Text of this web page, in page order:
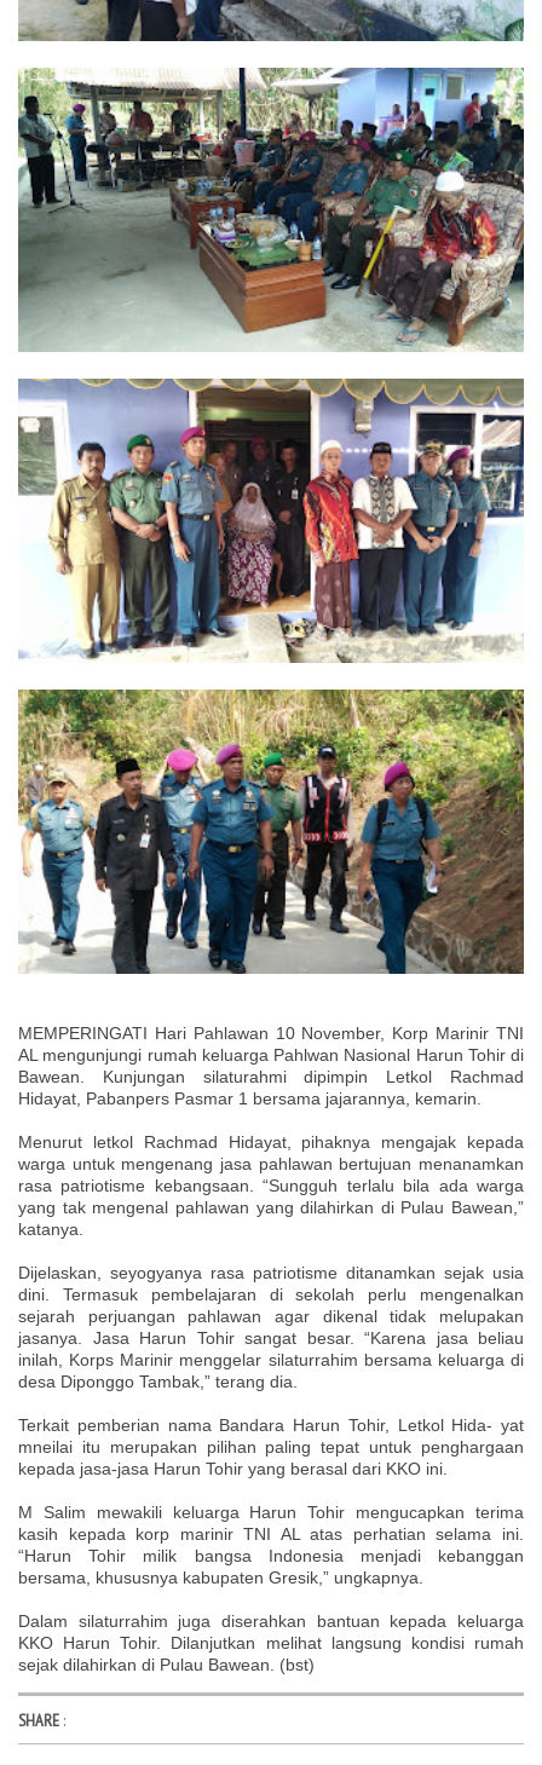
MEMPERINGATI Hari Pahlawan 10 November, Korp Marinir TNI
AL mengunjungi rumah keluarga Pahlwan Nasional Harun Tohir di
Bawean. Kunjungan silaturahmi dipimpin Letkol Rachmad
Hidayat, Pabanpers Pasmar 1 bersama jajarannya, kemarin.
Menurut letkol Rachmad Hidayat, pihaknya mengajak kepada
warga untuk mengenang jasa pahlawan bertujuan menanamkan
rasa patriotisme kebangsaan. “Sungguh terlalu bila ada warga
yang tak mengenal pahlawan yang dilahirkan di Pulau Bawean,”
katanya.
Dijelaskan, seyogyanya rasa patriotisme ditanamkan sejak usia
dini. Termasuk pembelajaran di sekolah perlu mengenalkan
sejarah perjuangan pahlawan agar dikenal tidak melupakan
jasanya. Jasa Harun Tohir sangat besar. “Karena jasa beliau
inilah, Korps Marinir menggelar silaturrahim bersama keluarga di
desa Diponggo Tambak,” terang dia.
Terkait pemberian nama Bandara Harun Tohir, Letkol Hida- yat
mneilai itu merupakan pilihan paling tepat untuk penghargaan
kepada jasa-jasa Harun Tohir yang berasal dari KKO ini.
M Salim mewakili keluarga Harun Tohir mengucapkan terima
kasih kepada korp marinir TNI AL atas perhatian selama ini.
“Harun Tohir milik bangsa Indonesia menjadi kebanggan
bersama, khususnya kabupaten Gresik,” ungkapnya.
Dalam silaturrahim juga diserahkan bantuan kepada keluarga
KKO Harun Tohir. Dilanjutkan melihat langsung kondisi rumah
sejak dilahirkan di Pulau Bawean. (bst)
SHARE :